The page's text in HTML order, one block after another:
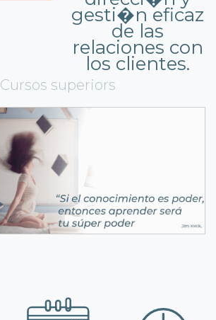
gesti�n eficaz
de las
relaciones con
los clientes.
Cursos superiors